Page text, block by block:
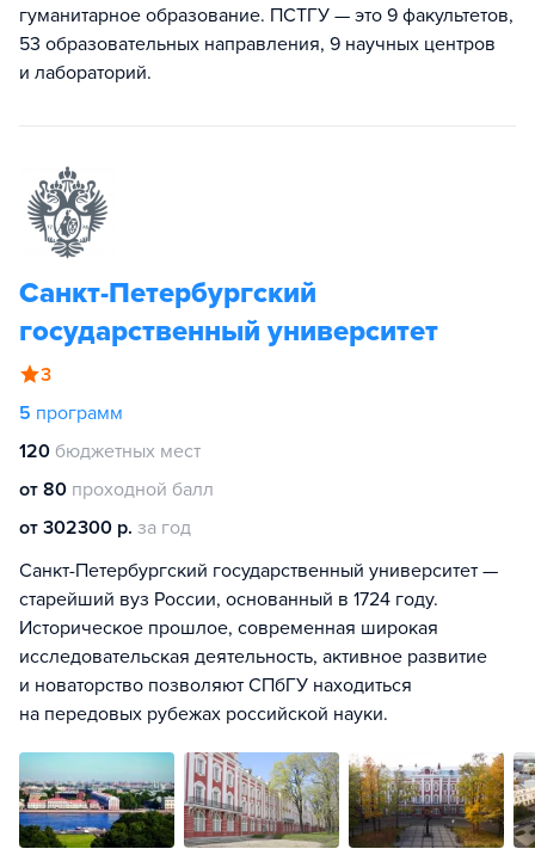
гуманитарное образование. ПСТГУ — это 9 факультетов,
53 образовательных направления, 9 научных центров
и лабораторий.
Санкт-Петербургский
государственный университет
3
5 программ
120 бюджетных мест
от 80 проходной балл
от 302300 р. за год
Санкт-Петербургский государственный университет —
старейший вуз России, основанный в 1724 году.
Историческое прошлое, современная широкая
исследовательская деятельность, активное развитие
и новаторство позволяют СПбГУ находиться
на передовых рубежах российской науки.